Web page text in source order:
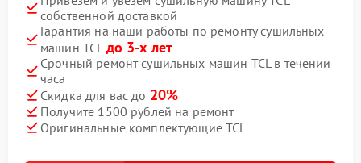
собственной доставкой
Гарантия на наши работы по ремонту сушильных
машин TCL до 3-х лет
Срочный ремонт сушильных машин TCL в течении
часа
Скидка для вас до 20%
Получите 1500 рублей на ремонт
Оригинальные комплектующие TCL